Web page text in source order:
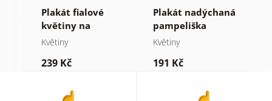
Plakát fialové
květiny na
abstraktním
Květiny
239 Kč
Plakát nadýchaná
pampeliška
Květiny
191 Kč